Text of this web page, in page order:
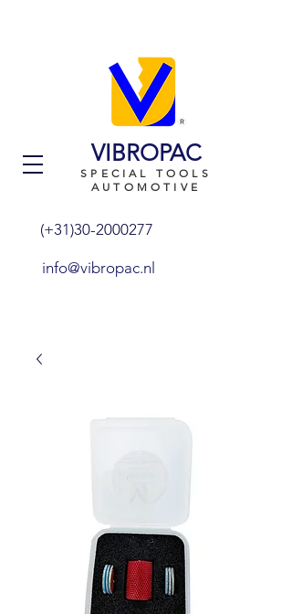
VIBROPAC
SPECIAL TOOLS
AUTOMOTIVE
(+31)30-2000277
info@vibropac.nl